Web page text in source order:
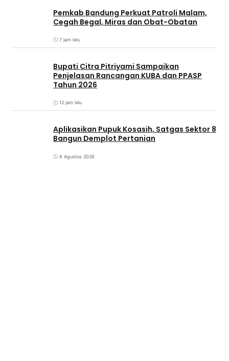
Pemkab Bandung Perkuat Patroli Malam,
Cegah Begal, Miras dan Obat-Obatan
7 jam lalu
Bupati Citra Pitriyami Sampaikan
Penjelasan Rancangan KUBA dan PPASP
Tahun 2026
12 jam lalu
Aplikasikan Pupuk Kosasih, Satgas Sektor 8
Bangun Demplot Pertanian
8 Agustus 2026